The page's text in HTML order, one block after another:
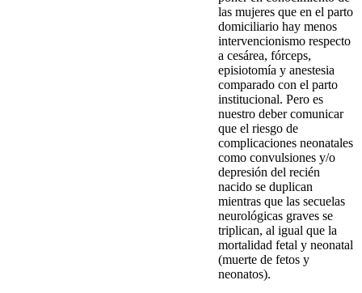
las mujeres que en el parto
domiciliario hay menos
intervencionismo respecto
a cesárea, fórceps,
episiotomía y anestesia
comparado con el parto
institucional. Pero es
nuestro deber comunicar
que el riesgo de
complicaciones neonatales
como convulsiones y/o
depresión del recién
nacido se duplican
mientras que las secuelas
neurológicas graves se
triplican, al igual que la
mortalidad fetal y neonatal
(muerte de fetos y
neonatos).